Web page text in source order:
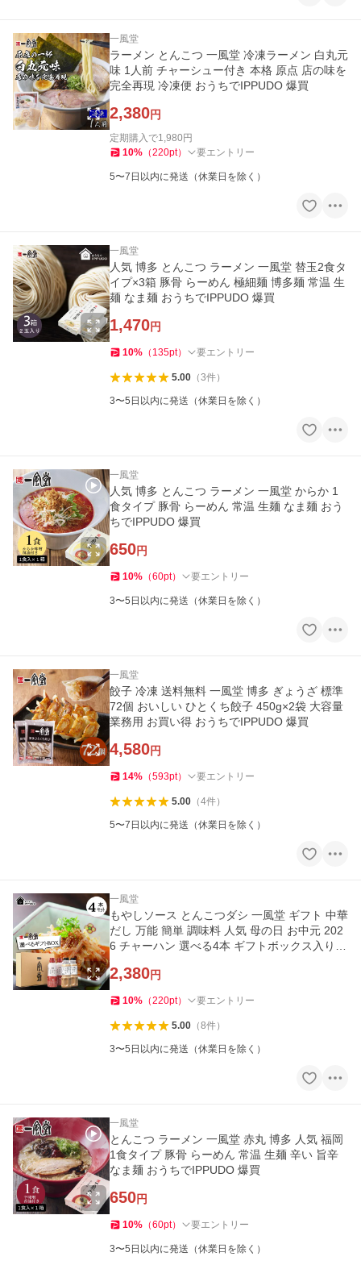
一風堂
ラーメン とんこつ 一風堂 冷凍ラーメン 白丸元
味 1人前 チャーシュー付き 本格 原点 店の味を
完全再現 冷凍便 おうちでIPPUDO 爆買
2,380円
定期購入で1,980 円
10% （220pt） 要エントリー
5〜7日以内に発送（休業日を除く）
一風堂
人気 博多 とんこつ ラーメン 一風堂 替玉2食タ
イプ×3箱 豚骨 らーめん 極細麺 博多麺 常温 生
麺 なま麺 おうちでIPPUDO 爆買
1,470円
10% （ 135pt） 要エントリー
5.00（3件）
3〜5日以内に発送（休業日を除く）
一風堂
人気 博多 とんこつ ラーメン 一風堂 からか 1
食タイプ 豚骨 らーめん 常温 生麺 なま麺 おう
ちでIPPUDO 爆買
650円
10% （60pt） 要エントリー
3〜5日以内に発送（休業日を除く）
一風堂
餃子 冷凍 送料無料 一風堂 博多 ぎょうざ 標準
72個 おいしい ひとくち餃子 450g×2袋 大容量
業務用 お買い得 おうちでIPPUDO 爆買
4,580円
14% （593pt） 要エントリー
5.00（4件）
5〜7日以内に発送（休業日を除く）
一風堂
もやしソース とんこつダシ 一風堂 ギフト 中華
だし 万能 簡単 調味料 人気 母の日 お中元 202
6 チャーハン 選べる4本 ギフトボックス入り
2,380円
10% （220pt） 要エントリー
5.00（8件）
3〜5日以内に発送（休業日を除く）
一風堂
とんこつ ラーメン 一風堂 赤丸 博多 人気 福岡
1食タイプ 豚骨 らーめん 常温 生麺 辛い 旨辛
なま麺 おうちでIPPUDO 爆買
650円
10% （60pt） 要エントリー
3〜5日以内に発送（休業日を除く）